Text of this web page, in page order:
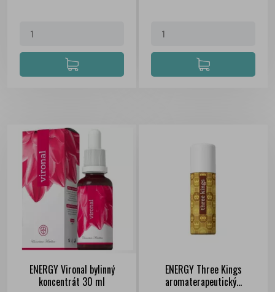
ENERGY Vironal bylinný
koncentrát 30 ml
ENERGY Three Kings
aromaterapeutický...